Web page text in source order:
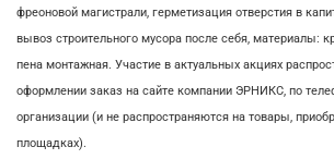
фреоновой магистрали, герметизация отверстия в
вывоз строительного мусора после себя, материалы:
пена монтажная. Участие в актуальных акциях
оформлении заказ на сайте компании ЭРНИКС, по
организации (и не распространяются на товары,
площадках).